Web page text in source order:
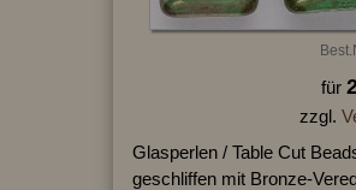
für
zzgl.
Glasperlen / Table Cut
geschliffen mit Bronze-